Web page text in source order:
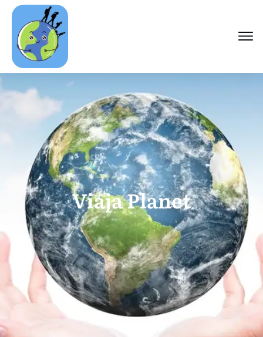
Viaja Planet